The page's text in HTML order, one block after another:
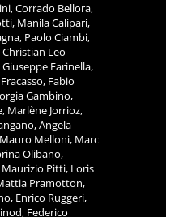
Corrado Bellora,
Manila Calipari,
Paolo Ciambi,
Leo
Farinella,
Fabio
Gambino,
Marlène Jorrioz,
Angela
Melloni, Marc
Olibano,
Maurizio Pitti, Loris
Pramotton,
Enrico Ruggeri,
Federico